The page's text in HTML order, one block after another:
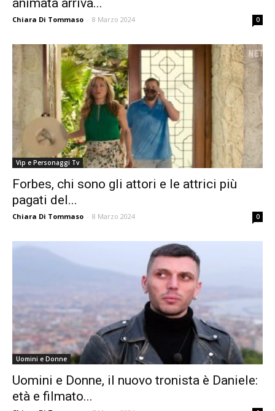
animata arriva...
Chiara Di Tommaso - 8 Marzo 2024 0
Vip e Personaggi Tv
Forbes, chi sono gli attori e le attrici più
pagati del...
Chiara Di Tommaso - 8 Marzo 2024 0
Uomini e Donne
Uomini e Donne, il nuovo tronista è Daniele:
età e filmato...